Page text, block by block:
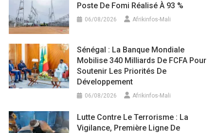
Poste De Fomi Réalisé À 93 %
06/08/2026 Afrikinfos-Mali
Sénégal : La Banque Mondiale
Mobilise 340 Milliards De FCFA Pour
Soutenir Les Priorités De
Développement
06/08/2026 Afrikinfos-Mali
Lutte Contre Le Terrorisme : La
Vigilance, Première Ligne De